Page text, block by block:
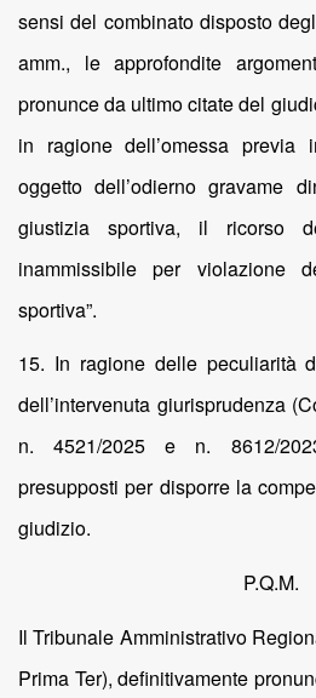
sensi del combinato disposto
amm., le approfondite
pronunce da ultimo citate del
in ragione dell’omessa previa
oggetto dell’odierno gravame
giustizia sportiva, il ricorso
inammissibile per violazione
sportiva”.
15. In ragione delle peculiarità
dell’intervenuta giurisprudenza
n. 4521/2025 e n. 8612/
presupposti per disporre la
giudizio.
P.Q.M.
Il Tribunale Amministrativo
Prima Ter), definitivamente